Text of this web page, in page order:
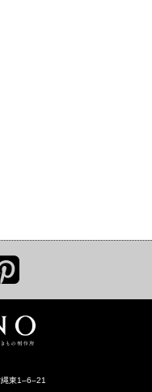
東1‒6‒21